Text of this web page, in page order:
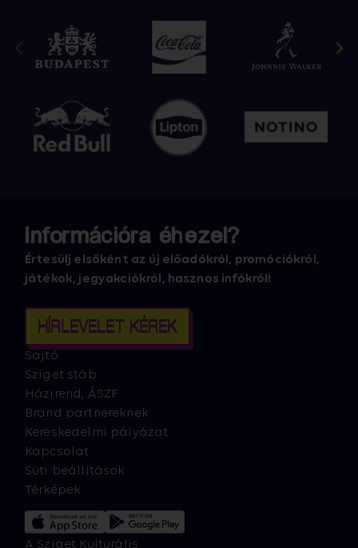
Információra éhezel?
Értesülj elsőként az új előadókról, promóciókról,
játékok, jegyakciókról, hasznos infókról!
HÍRLEVELET KÉREK
Sajtó
Sziget stáb
Házirend, ÁSZF
Brand partnereknek
Kereskedelmi pályázat
Kapcsolat
Süti beállítások
Térképek
A Sziget Kulturális